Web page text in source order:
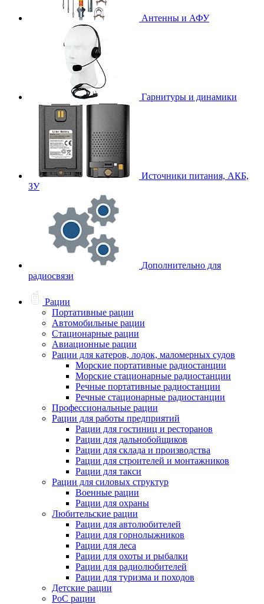
Антенны и АФУ
Гарнитуры и динамики
Источники питания, АКБ,
ЗУ
Дополнительно для
радиосвязи
Рации
Портативные рации
Автомобильные рации
Стационарные рации
Авиационные рации
Рации для катеров, лодок, маломерных судов
Морские портативные радиостанции
Морские стационарные радиостанции
Речные портативные радиостанции
Речные стационарные радиостанции
Профессиональные рации
Рации для работы предприятий
Рации для гостиниц и ресторанов
Рации для дальнобойщиков
Рации для склада и производства
Рации для строителей и монтажников
Рации для такси
Рации для силовых структур
Военные рации
Рации для охраны
Любительские рации
Рации для автолюбителей
Рации для горнолыжников
Рации для леса
Рации для охоты и рыбалки
Рации для радиолюбителей
Рации для туризма и походов
Детские рации
PoC рации